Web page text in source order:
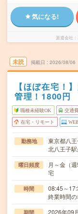
気になる!
派遣会社
未読 掲載日 2026/08/06
【ほぼ在宅！
管理！1800円
職種未経験OK 交通
在宅・リモート
勤務地
東京都八
北八王子
曜日頻度
月～金（
宅
時間
08:45～
終業時間
期間 2026年09